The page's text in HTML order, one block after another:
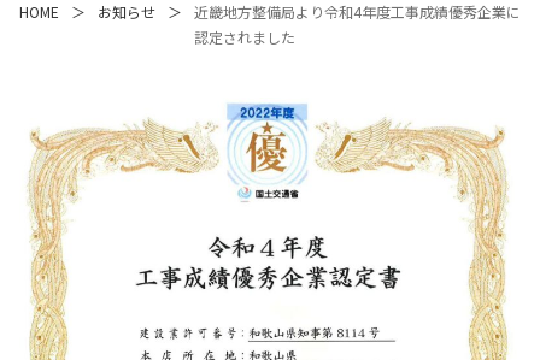
HOME ＞ お知らせ ＞
近畿地方整備局より令和4年度工事成績優秀企業に
認定されました